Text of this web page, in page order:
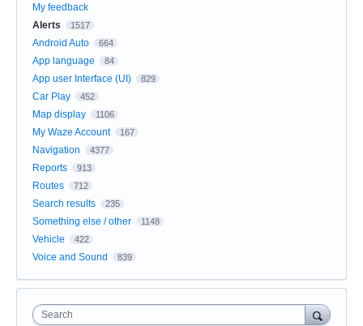
My feedback
Alerts
1517
Android Auto 664
App language 84
App user Interface (UI) 829
Car Play 452
Map display 1106
My Waze Account 167
Navigation 4377
Reports 913
Routes 712
Search results 235
Something else / other 1148
Vehicle 422
Voice and Sound 839
Search